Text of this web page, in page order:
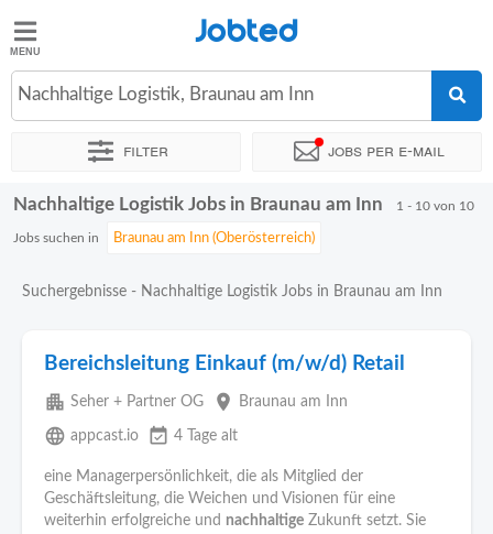
Jobted
Jobs
Jobted
Nachhaltige Logistik, Braunau am Inn
Filter Jobs per e-mail
Sortieren nach Genauer Standort Unternehmen
Nachhaltige Logistik Jobs in Braunau am Inn 1 - 10 von 10
Jobs suchen in
Suchergebnisse - Nachhaltige Logistik Jobs in Braunau am Inn
Bereichsleitung Einkauf (m/w/d) Retail
apartment Seher + Partner OG place Braunau am Inn
language appcast.io event_available 4 Tage alt
eine Managerpersönlichkeit, die als Mitglied der
Geschäftsleitung, die Weichen und Visionen für eine
weiterhin erfolgreiche und nachhaltige Zukunft setzt. Sie